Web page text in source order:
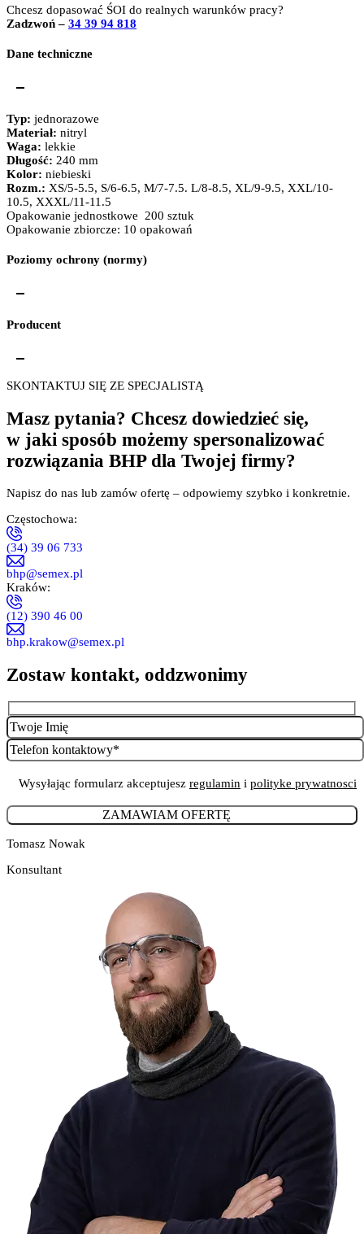
Chcesz dopasować ŚOI do realnych warunków pracy?
Zadzwoń – 34 39 94 818
Dane techniczne
Typ: jednorazowe
Materiał: nitryl
Waga: lekkie
Długość: 240 mm
Kolor: niebieski
Rozm.: XS/5-5.5, S/6-6.5, M/7-7.5. L/8-8.5, XL/9-9.5, XXL/10-
10.5, XXXL/11-11.5
Opakowanie jednostkowe 200 sztuk
Opakowanie zbiorcze: 10 opakowań
Poziomy ochrony (normy)
CAT III
EN ISO 374-5:2016
EN ISO 21420:2020
Producent
PHPU "SEMEX"
ul. Jagiellońska 101/105
42-202 Częstochowa
NIP: 573-020-86-61
SKONTAKTUJ SIĘ ZE SPECJALISTĄ
Masz pytania? Chcesz dowiedzieć się,
w jaki sposób możemy spersonalizować
rozwiązania BHP dla Twojej firmy?
Napisz do nas lub zamów ofertę – odpowiemy szybko i konkretnie.
Częstochowa:
(34) 39 06 733
bhp@semex.pl
Kraków:
(12) 390 46 00
bhp.krakow@semex.pl
Zostaw kontakt, oddzwonimy
Wysyłając formularz akceptujesz regulamin i polityke prywatnosci
Tomasz Nowak
Konsultant